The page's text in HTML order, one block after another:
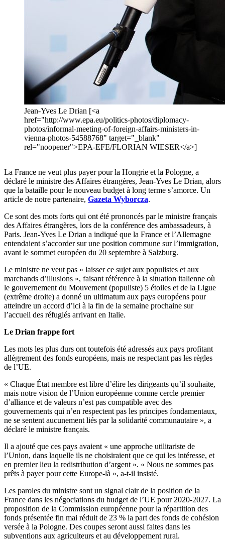
Jean-Yves Le Drian [<a
href="http://www.epa.eu/politics-photos/diplomacy-
photos/informal-meeting-of-foreign-affairs-ministers-in-
vienna-photos-54588768" target="_blank"
rel="noopener">EPA-EFE/FLORIAN WIESER</a>]
La France ne veut plus payer pour la Hongrie et la Pologne, a
déclaré le ministre des Affaires étrangères, Jean-Yves Le Drian, alors
que la bataille pour le nouveau budget à long terme s’amorce. Un
article de notre partenaire, Gazeta Wyborcza.
Ce sont des mots forts qui ont été prononcés par le ministre français
des Affaires étrangères, lors de la conférence des ambassadeurs, à
Paris. Jean-Yves Le Drian a indiqué que la France et l’Allemagne
entendaient s’accorder sur une position commune sur l’immigration,
avant le sommet européen du 20 septembre à Salzburg.
Le ministre ne veut pas « laisser ce sujet aux populistes et aux
marchands d’illusions », faisant référence à la situation italienne où
le gouvernement du Mouvement (populiste) 5 étoiles et de la Ligue
(extrême droite) a donné un ultimatum aux pays européens pour
atteindre un accord d’ici à la fin de la semaine prochaine sur
l’accueil des réfugiés arrivant en Italie.
Le Drian frappe fort
Les mots les plus durs ont toutefois été adressés aux pays profitant
allégrement des fonds européens, mais ne respectant pas les règles
de l’UE.
« Chaque État membre est libre d’élire les dirigeants qu’il souhaite,
mais notre vision de l’Union européenne comme cercle premier
d’alliance et de valeurs n’est pas compatible avec des
gouvernements qui n’en respectent pas les principes fondamentaux,
ne se sentent aucunement liés par la solidarité communautaire », a
déclaré le ministre français.
Il a ajouté que ces pays avaient « une approche utilitariste de
l’Union, dans laquelle ils ne choisiraient que ce qui les intéresse, et
en premier lieu la redistribution d’argent ». « Nous ne sommes pas
prêts à payer pour cette Europe-là », a-t-il insisté.
Les paroles du ministre sont un signal clair de la position de la
France dans les négociations du budget de l’UE pour 2020-2027. La
proposition de la Commission européenne pour la répartition des
fonds présentée fin mai réduit de 23 % la part des fonds de cohésion
versée à la Pologne. Des coupes seront aussi faites dans les
subventions aux agriculteurs et au développement rural.